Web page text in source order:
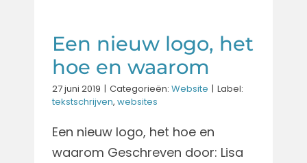
Een nieuw logo, het
hoe en waarom
27 juni 2019 | Categorieën: Website | Label:
tekstschrijven, websites
Een nieuw logo, het hoe en
waarom Geschreven door: Lisa